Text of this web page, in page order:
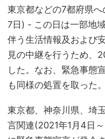
東京都などの7都府県
7日) - この日は一部地
伴う生活情報及および
見の中継を行うため、
した。なお、緊急事態
も同様の処置を取った。
東京都、神奈川県、埼
言関連(2021年1月4日